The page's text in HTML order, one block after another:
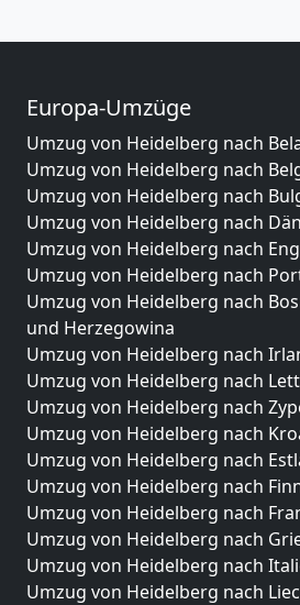
Europa-Umzüge
Umzug von Heidelberg nach
Umzug von Heidelberg nach
Umzug von Heidelberg nach
Umzug von Heidelberg nach
Umzug von Heidelberg nach
Umzug von Heidelberg nach
Umzug von Heidelberg nach
und Herzegowina
Umzug von Heidelberg nach
Umzug von Heidelberg nach
Umzug von Heidelberg nach
Umzug von Heidelberg nach
Umzug von Heidelberg nach
Umzug von Heidelberg nach
Umzug von Heidelberg nach
Umzug von Heidelberg nach
Umzug von Heidelberg nach
Umzug von Heidelberg nach